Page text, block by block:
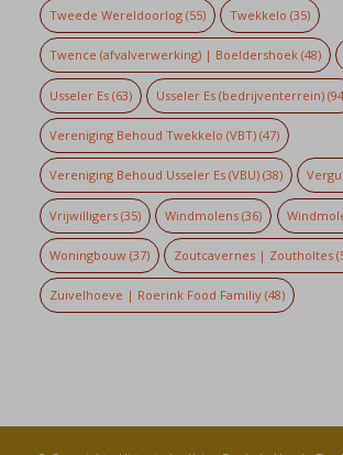
Tweede Wereldoorlog(55) Twekkelo (35)
Twence (afvalverwerking) | Boeldershoek(48)
Usseler Es(63) Usseler Es (bedrijventerrein)
Vereniging Behoud Twekkelo (VBT)(47)
Vereniging Behoud Usseler Es (VBU)(38)
Vrijwilligers(35) Windmolens (36)
Woningbouw(37) Zoutcavernes | Zoutholtes
Zuivelhoeve | Roerink Food Familiy(48)